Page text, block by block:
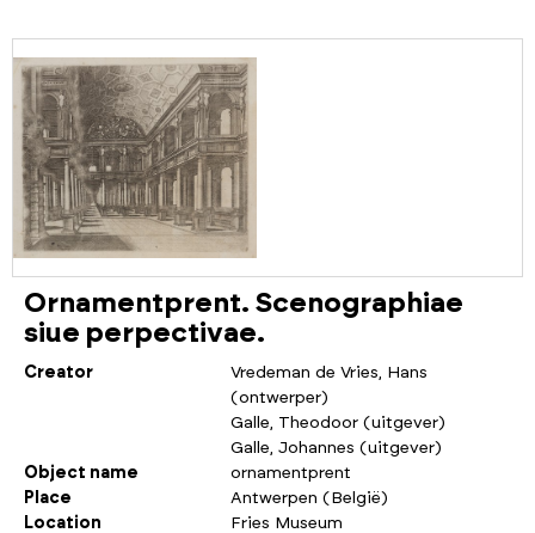
Ornamentprent. Scenographiae
siue perpectivae.
Creator
Vredeman de Vries, Hans
(ontwerper)
Galle, Theodoor (uitgever)
Galle, Johannes (uitgever)
Object name
ornamentprent
Place
Antwerpen (België)
Location
Fries Museum